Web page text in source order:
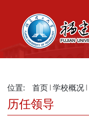
位置: 首页 学校概况
历任领导